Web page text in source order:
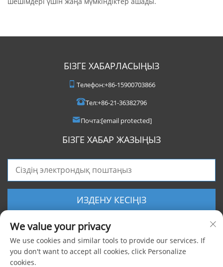
БІЗГЕ ХАБАРЛАСЫҢЫЗ
Телефон:+86-15900703866
Тел:+86-21-36382796
Почта:[email protected]
БІЗГЕ ХАБАР ЖАЗЫҢЫЗ
ИЗДЕНУ КЕСІҢІЗ
We value your privacy
We use cookies and similar tools to provide our services. If
you don't want to accept all cookies, click Personalize
cookies.